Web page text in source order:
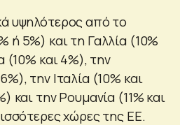
υψηλότερος από το
ή 5%) και τη Γαλλία (10%
(10% και 4%), την
την Ιταλία (10% και
και την Ρουμανία (11% και
χώρες της ΕΕ.